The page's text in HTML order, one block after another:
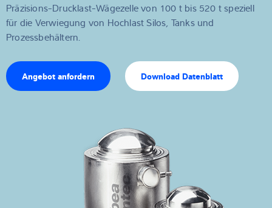
Inspektionslösungen
Individuelle Lösungen
Präzisions-Drucklast-Wägezelle von 100 t bis 520 t speziell
für die Verwiegung von Hochlast Silos, Tanks und
Prozessbehältern.
Angebot anfordern Download Datenblatt